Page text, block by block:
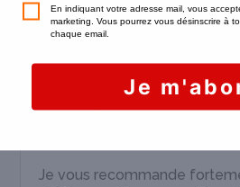
œuvre. Si de tels travaux
devront attendre que la
dépôt de garantie
Je vous recommande